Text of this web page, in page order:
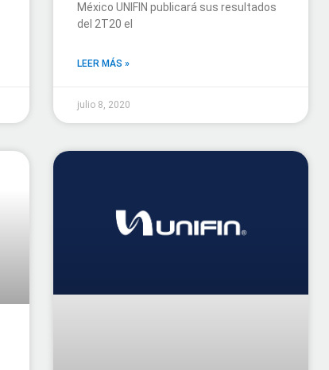
México UNIFIN publicará sus resultados
del 2T20 el
LEER MÁS »
julio 8, 2020